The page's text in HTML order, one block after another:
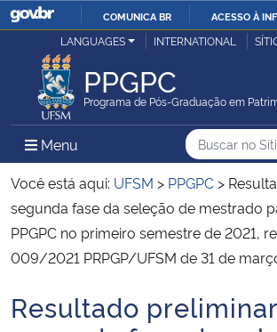
IR
COMUNICA BR ACESSO À
Ministério da Justiça e Segurança Pública
Ministério da Defesa
Ministério das Relações Exteriores
Ministério da Economia
Ministério da Agricultura, Pecuária e Abastecimento
LANGUAGES INTERNATIONAL
PPGPC
Programa de Pós-Graduação em
Menu Menu Principal do Sítio
Busca
Buscar
Busca:
Você está aqui: UFSM > PPGPC >
segunda fase da seleção de mestrado
PPGPC no primeiro semestre de 2021,
009/2021 PRPGP/UFSM de 31 de
Início do conteúdo
Resultado